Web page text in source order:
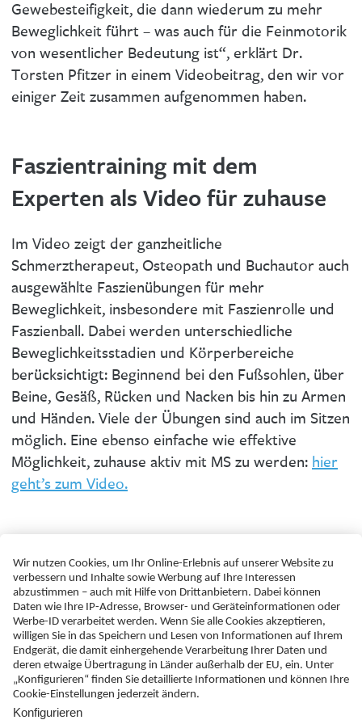
Gewebesteifigkeit, die dann wiederum zu mehr
Beweglichkeit führt – was auch für die Feinmotorik
von wesentlicher Bedeutung ist“, erklärt Dr.
Torsten Pfitzer in einem Videobeitrag, den wir vor
einiger Zeit zusammen aufgenommen haben.
Faszientraining mit dem
Experten als Video für zuhause
Im Video zeigt der ganzheitliche
Schmerztherapeut, Osteopath und Buchautor auch
ausgewählte Faszienübungen für mehr
Beweglichkeit, insbesondere mit Faszienrolle und
Faszienball. Dabei werden unterschiedliche
Beweglichkeitsstadien und Körperbereiche
berücksichtigt: Beginnend bei den Fußsohlen, über
Beine, Gesäß, Rücken und Nacken bis hin zu Armen
und Händen. Viele der Übungen sind auch im Sitzen
möglich. Eine ebenso einfache wie effektive
Möglichkeit, zuhause aktiv mit MS zu werden: hier
geht’s zum Video.
Quellen:
1
https://www.aok.de/pk/magazin/sport/fitness/faktenc
heck-faszien/, aufgerufen am 21.08.2025.
Newsletter